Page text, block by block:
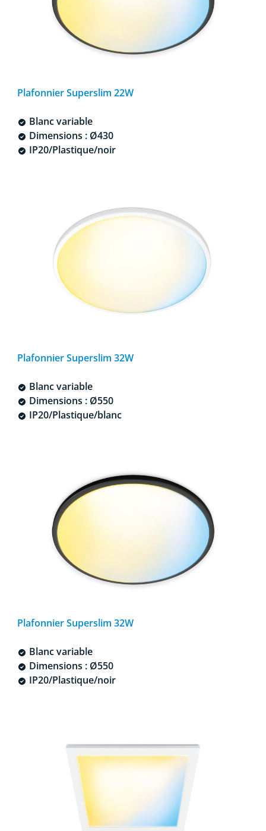
Plafonnier Superslim 22W
Blanc variable
Dimensions : Ø430
IP20/Plastique/noir
Plafonnier Superslim 32W
Blanc variable
Dimensions : Ø550
IP20/Plastique/blanc
Plafonnier Superslim 32W
Blanc variable
Dimensions : Ø550
IP20/Plastique/noir